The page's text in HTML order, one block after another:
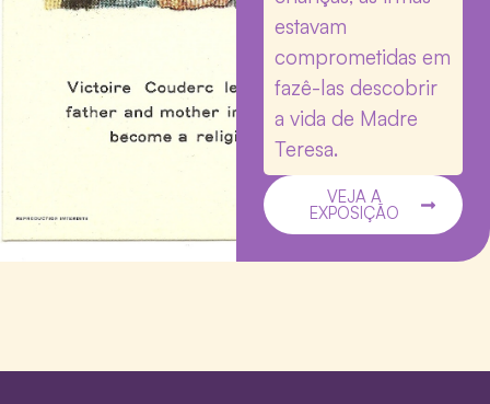
estavam
comprometidas em
fazê-las descobrir
a vida de Madre
Teresa.
VEJA A
EXPOSIÇÃO